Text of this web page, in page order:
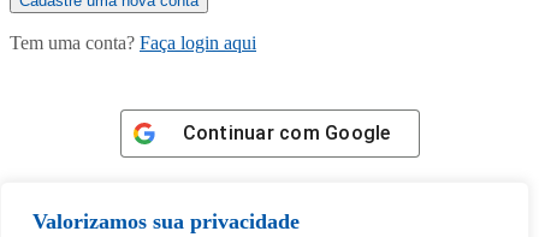
Valorizamos sua privacidade
Tem uma conta? Faça login aqui
Continuar com Google